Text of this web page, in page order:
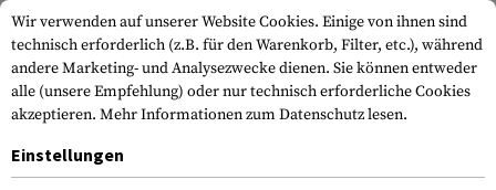
Wir verwenden auf unserer Website Cookies. Einige von ihnen sind
technisch erforderlich (z.B. für den Warenkorb, Filter, etc.), während
andere Marketing- und Analysezwecke dienen. Sie können entweder
alle (unsere Empfehlung) oder nur technisch erforderliche Cookies
akzeptieren. Mehr Informationen zum Datenschutz lesen.
Einstellungen